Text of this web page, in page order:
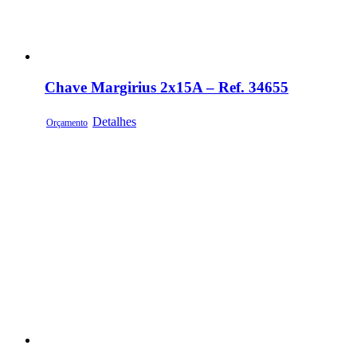
Chave Margirius 2x15A – Ref. 34655
Orçamento Detalhes